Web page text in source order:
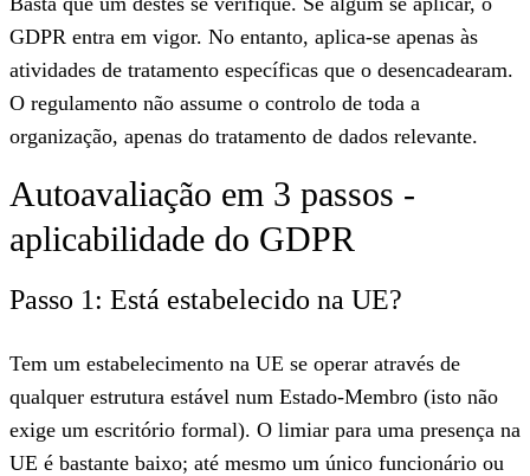
GDPR entra em vigor. No entanto, aplica-se apenas às
atividades de tratamento específicas que o desencadearam.
O regulamento não assume o controlo de toda a
organização, apenas do tratamento de dados relevante.
Autoavaliação em 3 passos -
aplicabilidade do GDPR
Passo 1: Está estabelecido na UE?
Tem um estabelecimento na UE se operar através de
qualquer estrutura estável num Estado-Membro (isto não
exige um escritório formal). O limiar para uma presença na
UE é bastante baixo; até mesmo um único funcionário ou